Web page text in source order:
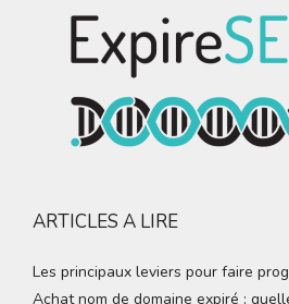
ARTICLES A LIRE
Les principaux leviers pour faire
Achat nom de domaine expiré :